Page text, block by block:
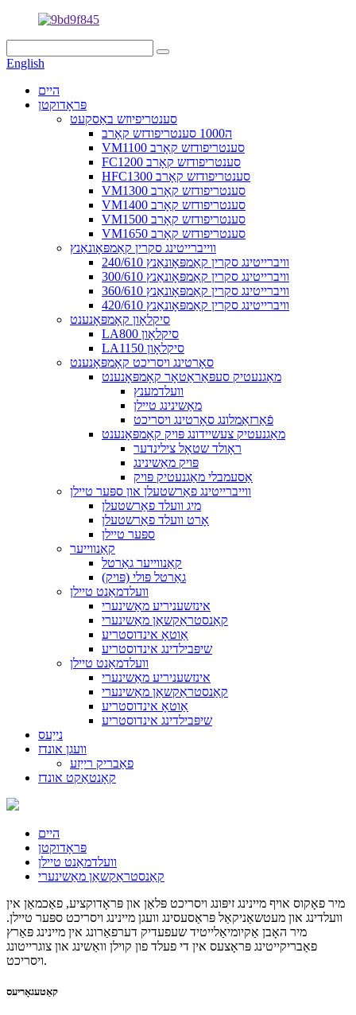
English
היים
פּראָדוקטן
סענטריפיוזש באַסקעט
ה1000 סענטריפודזש קאָרב
VM1100 סענטריפודזש קאָרב
FC1200 סענטריפודזש קאָרב
HFC1300 סענטריפודזש קאָרב
VM1300 סענטריפודזש קאָרב
VM1400 סענטריפודזש קאָרב
VM1500 סענטריפודזש קאָרב
VM1650 סענטריפודזש קאָרב
ווייברייטינג סקרין קאַמפּאָונאַנץ
240/610 וויברייטינג סקרין קאַמפּאָונאַנץ
300/610 וויברייטינג סקרין קאַמפּאָונאַנץ
360/610 וויברייטינג סקרין קאַמפּאָונאַנץ
420/610 וויברייטינג סקרין קאַמפּאָונאַנץ
סיקלאָון קאָמפּאָנענט
LA800 סיקלאָון
LA1150 סיקלאָון
סאָרטינג ויסריכט קאָמפּאָנענט
מאַגנעטיק סעפּאַראַטאָר קאָמפּאָנענט
וועלדמענץ
מאַשינינג טיילן
פֿאַרזאַמלונג סאָרטינג ויסריכט
מאַגנעטיק צעשיידונג פּויק קאָמפּאָנענט
ראָולד שטאָל צילינדער
פּויק מאַשינינג
אַסעמבלי מאַגנעטיק פּויק
ווייברייטינג פאַרשטעלן און ספּער טיילן
מיג וועלד פאַרשטעלן
אָרט וועלד פאַרשטעלן
ספּער טיילן
קאַנווייער
קאַנווייער גאַרטל
גאַרטל פּולי (פּויק)
וועלדמאַנט טיילן
אינזשעניריע מאַשינערי
קאַנסטראַקשאַן מאַשינערי
אַוטאָ אינדוסטריע
שיפּבילדינג אינדוסטריע
וועלדמאַנט טיילן
אינזשעניריע מאַשינערי
קאַנסטראַקשאַן מאַשינערי
אַוטאָ אינדוסטריע
שיפּבילדינג אינדוסטריע
נייַעס
וועגן אונדז
פאַבריק רייַזע
קאָנטאַקט אונדז
היים
פּראָדוקטן
וועלדמאַנט טיילן
קאַנסטראַקשאַן מאַשינערי
מיר פאָקוס אויף מיינינג זיפּונג ויסריכט פּלאַן און פּראָדוקציע, פאַכמאַן אין
וועלדינג און מעטשאַניקאַל פּראַסעסינג וועגן מיינינג ויסריכט ספּער טיילן.
מיר האָבן אַקיומיאַלייטיד שעפעדיק דערפאַרונג אין מיינינג פּאַרץ
פאַבריקייטינג פּראָצעס אין די פעלד פון קוילן וואַשינג און צוגרייטונג
ויסריכט.
קאַטעגאָריעס